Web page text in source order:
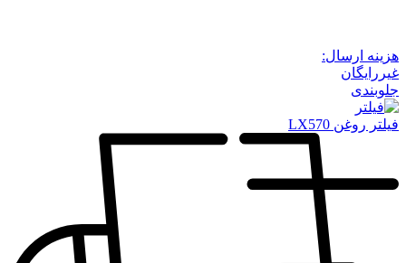
هزینه ارسال:
غیررایگان
جلوبندی
فیلتر روغن LX570